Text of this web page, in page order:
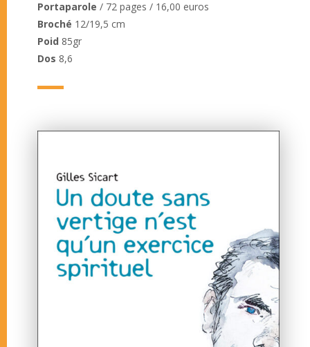
Portaparole / 72 pages / 16,00 euros
Broché 12/19,5 cm
Poid 85gr
Dos 8,6